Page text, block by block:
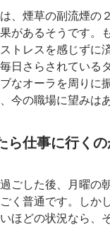
、煙草の副流煙の
があるそうです。
トレスを感じずに
日さらされている
なオーラを周りに
今の職場に望みは
ら仕事に行く
ごした後、月曜の
く普通です。しか
ほどの状況なら、